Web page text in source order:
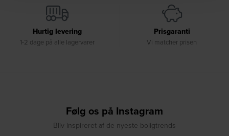
Hurtig levering
1-2 dage på alle lagervarer
Prisgaranti
Vi matcher prisen
Følg os på Instagram
Bliv inspireret af de nyeste boligtrends